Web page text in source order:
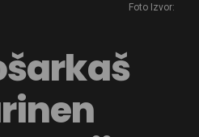
Foto Izvor: